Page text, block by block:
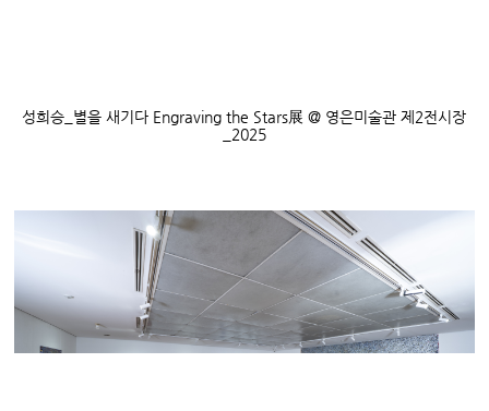
성희승 별을 새기다 Engraving the Stars展@ 영은미술관 제 2전시장
_2025